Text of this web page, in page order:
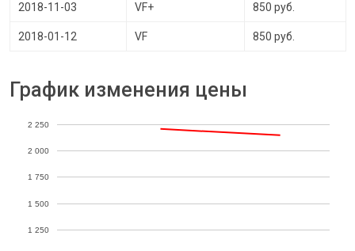
2018-11-03 VF+ 850 руб.
2018-01-12 VF 850 руб.
График изменения цены
1 250
1 500
1 750
2 000
2 250